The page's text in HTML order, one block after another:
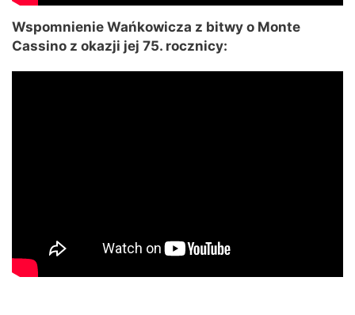
Wspomnienie Wańkowicza z bitwy o Monte
Cassino z okazji jej 75. rocznicy: